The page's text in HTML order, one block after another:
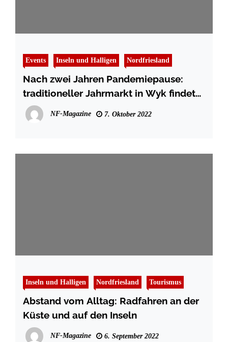
Events Inseln und Halligen Nordfriesland
Nach zwei Jahren Pandemiepause:
traditioneller Jahrmarkt in Wyk findet
wieder statt
NF-Magazine 7. Oktober 2022
Inseln und Halligen Nordfriesland Tourismus
Abstand vom Alltag: Radfahren an der
Küste und auf den Inseln
NF-Magazine 6. September 2022